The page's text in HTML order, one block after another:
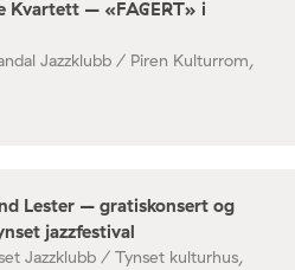
Kvartett – «FAGERT» i
Jazzklubb / Piren Kulturrom,
Lester – gratiskonsert og
jazzfestival
Jazzklubb / Tynset kulturhus,